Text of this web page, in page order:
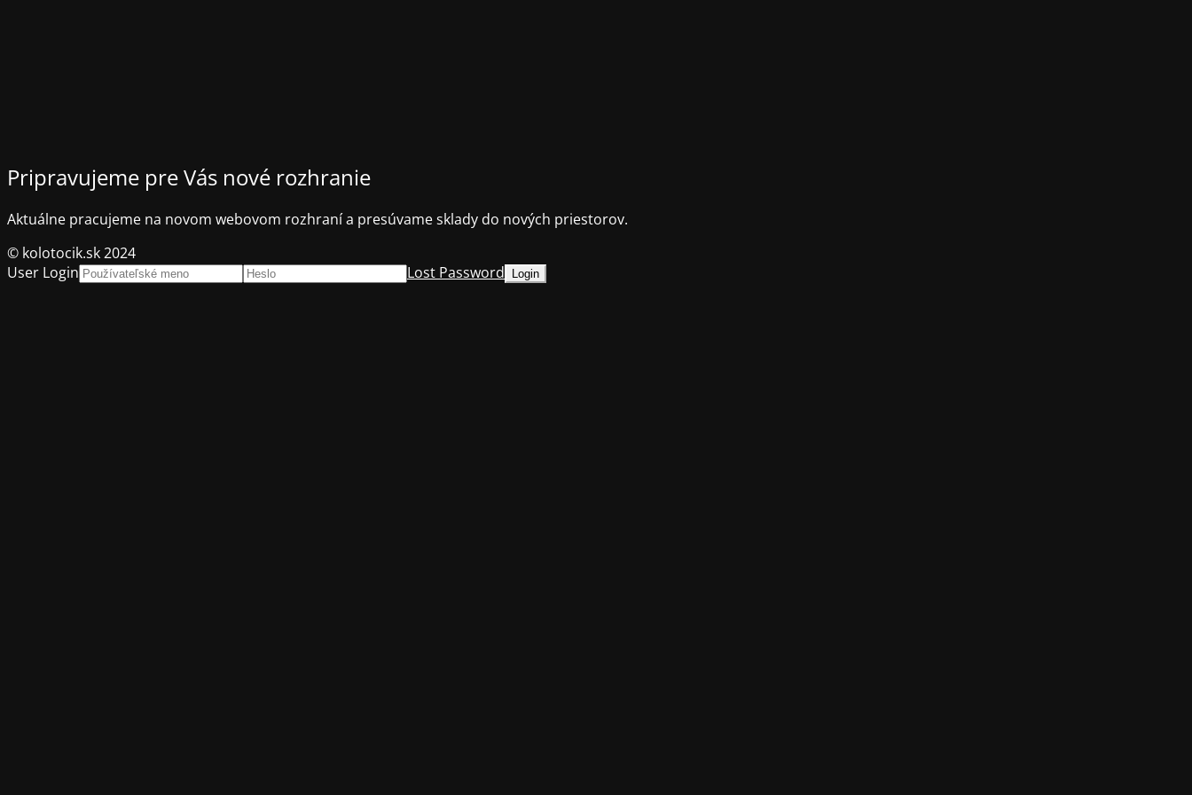
Pripravujeme pre Vás nové rozhranie
Aktuálne pracujeme na novom webovom rozhraní a presúvame sklady do nových priestorov.
© kolotocik.sk 2024
User Login
Lost Password